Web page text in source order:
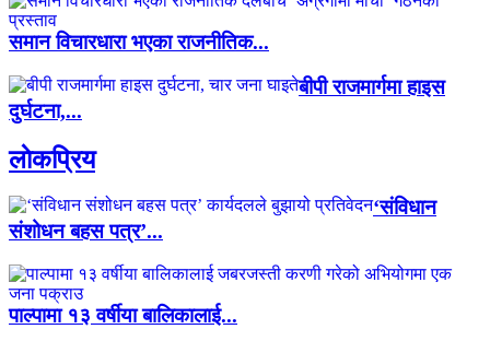
समान विचारधारा भएका राजनीतिक...
बीपी राजमार्गमा हाइस
दुर्घटना,...
लाेकप्रिय
‘संविधान
संशोधन बहस पत्र’...
पाल्पामा १३ वर्षीया बालिकालाई...